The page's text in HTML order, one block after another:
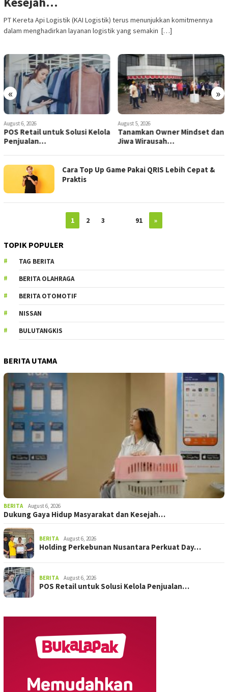
PT Kereta Api Logistik (KAI Logistik) terus menunjukkan komitmennya
dalam menghadirkan layanan logistik yang semakin […]
« »
August 6, 2026
POS Retail untuk Solusi Kelola
Penjualan…
August 5, 2026
Tanamkan Owner Mindset dan
Jiwa Wirausah…
Cara Top Up Game Pakai QRIS Lebih Cepat &
Praktis
1 2 3 91 »
TOPIK POPULER
TAG BERITA
BERITA OLAHRAGA
BERITA OTOMOTIF
NISSAN
BULUTANGKIS
BERITA UTAMA
BERITA August 6, 2026
Dukung Gaya Hidup Masyarakat dan Kesejah…
BERITA August 6, 2026
Holding Perkebunan Nusantara Perkuat Day…
BERITA August 6, 2026
POS Retail untuk Solusi Kelola Penjualan…